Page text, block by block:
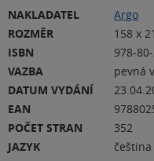
NAKLADATEL
Argo
ROZMĚR
158 x
ISBN
978-
VAZBA
pevná
DATUM VYDÁNÍ
EAN
POČET STRAN
352
JAZYK
čeština